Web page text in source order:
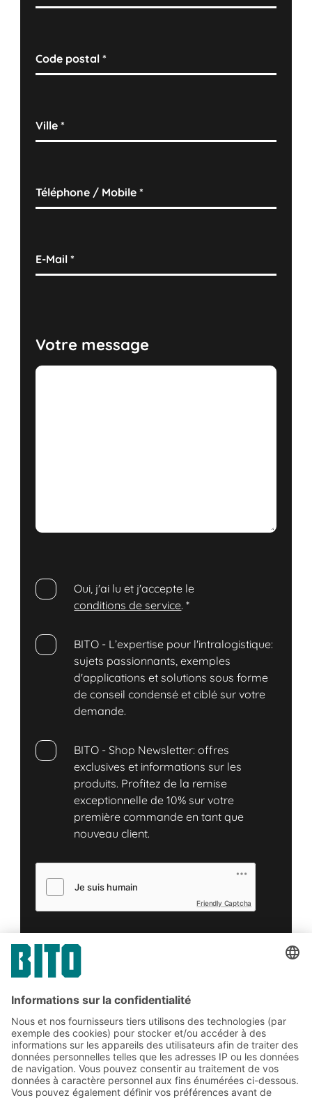
Code postal*
Ville*
Téléphone / Mobile*
E-Mail*
Votre message
Oui, j'ai lu et j'accepte le
conditions de service.*
BITO - L’expertise pour l'intralogistique:
sujets passionnants, exemples
d'applications et solutions sous forme
de conseil condensé et ciblé sur votre
demande.
BITO - Shop Newsletter: offres
exclusives et informations sur les
produits. Profitez de la remise
exceptionnelle de 10% sur votre
première commande en tant que
nouveau client.
Friendly Captcha
Soumettre
Abonnez-vous à la lettre
d'information de BITO :
Actualités de l'entrepôt et de